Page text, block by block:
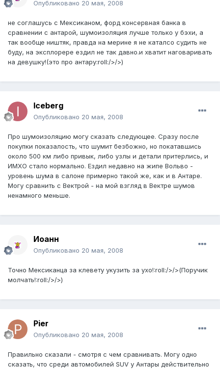
Опубликовано 20 мая, 2008
не соглашусь с Мексиканом, форд консервная банка в
сравнении с антарой, шумоизоляция лучше только у бэхи, а
так вообще ништяк, правда на мерине я не каталсо судить не
буду, на эксплорере ездил не так давно.и хватит наговаривать
на девушку!(это про антару:roll:/>/>)
Iceberg
Опубликовано 20 мая, 2008
Про шумоизоляцию могу сказать следующее. Сразу после
покупки показалость, что шумит безбожно, но покатавшись
около 500 км либо привык, либо узлы и детали притерлись, и
ИМХО стало нормально. Ездил недавно на жипе Вольво -
уровень шума в салоне примерно такой же, как и в Антаре.
Могу сравнить с Вектрой - на мой взгляд в Вектре шумов
ненамного меньше.
Иоанн
Опубликовано 20 мая, 2008
Точно Мексиканца за клевету укузить за ухо!:roll:/>/>(Поручик
молчать!:roll:/>/>)
Pier
Опубликовано 20 мая, 2008
Правильно сказали - смотря с чем сравнивать. Могу одно
сказать, что среди автомобилей SUV у Антары действительно